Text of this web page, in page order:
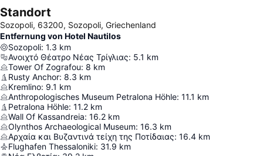
Standort
Sozopoli, 63200, Sozopoli, Griechenland
Entfernung von Hotel Nautilos
Sozopoli: 1.3 km
Ανοιχτό Θέατρο Νέας Τρίγλιας: 5.1 km
Tower Of Zografou: 8 km
Rusty Anchor: 8.3 km
Kremlino: 9.1 km
Anthropologisches Museum Petralona Höhle: 11.1 km
Petralona Höhle: 11.2 km
Wall Of Kassandreia: 16.2 km
Olynthos Archaeological Museum: 16.3 km
Αρχαία και Βυζαντινά τείχη της Ποτίδαιας: 16.4 km
Flughafen Thessaloniki: 31.9 km